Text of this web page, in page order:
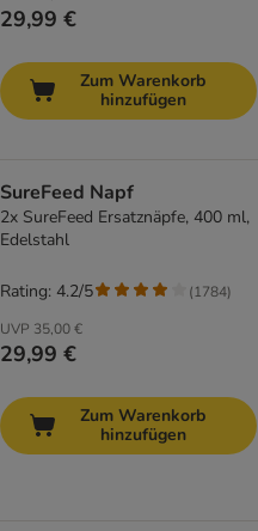
29,99 €
Zum Warenkorb
hinzufügen
SureFeed Napf
2x SureFeed Ersatznäpfe, 400 ml,
Edelstahl
UVP 35,00 €
29,99 €
Rating: 4.2/5 (1784)
Zum Warenkorb
hinzufügen